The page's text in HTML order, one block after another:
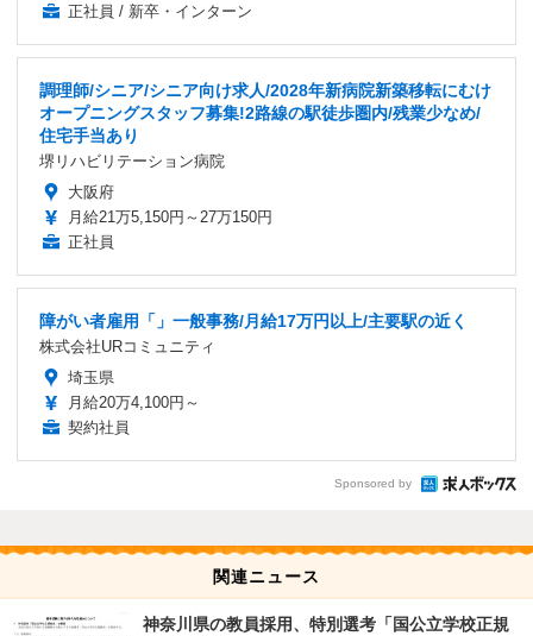
正社員 / 新卒・インターン
調理師/シニア/シニア向け求人/2028年新病院新築移転にむけ
オープニングスタッフ募集!2路線の駅徒歩圏内/残業少なめ/
住宅手当あり
堺リハビリテーション病院
大阪府
月給21万5,150円～27万150円
正社員
障がい者雇用「」一般事務/月給17万円以上/主要駅の近く
株式会社URコミュニティ
埼玉県
月給20万4,100円～
契約社員
Sponsored by
関連ニュース
神奈川県の教員採用、特別選考「国公立学校正規